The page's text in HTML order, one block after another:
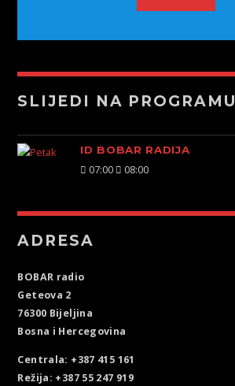
SLIJEDI NA PROGRAMU
ID BOBAR RADIJA
07:00 08:00
ADRESA
BOBAR radio
Geteova 2
76300 Bijeljina
Bosna i Hercegovina
Centrala: +387 415 161
Režija: +387 55 247 919